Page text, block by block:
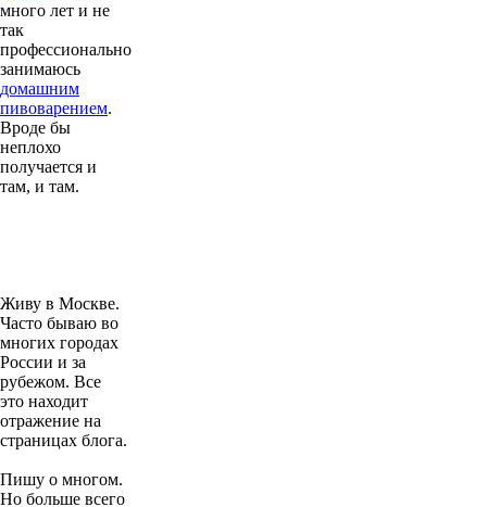
много лет и не
так
профессионально
занимаюсь
домашним
пивоварением.
Вроде бы
неплохо
получается и
там, и там.
Живу в Москве.
Часто бываю во
многих городах
России и за
рубежом. Все
это находит
отражение на
страницах блога.
Пишу о многом.
Но больше всего